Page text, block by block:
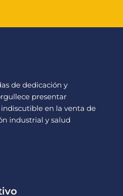
de dedicación y
presentar
indiscutible en la venta de
industrial y salud